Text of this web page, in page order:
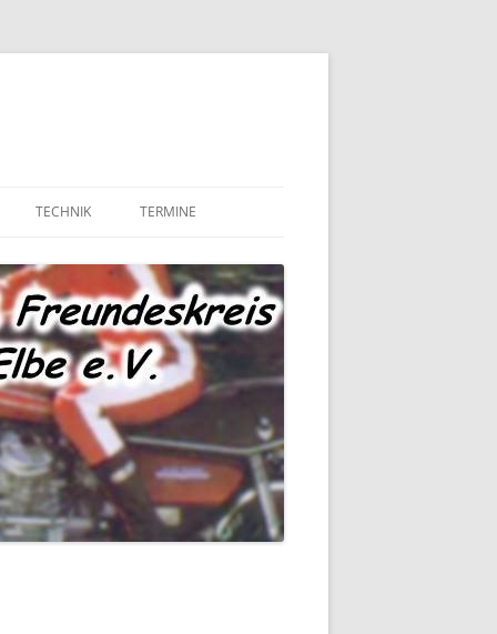
TECHNIK
TECHNIK – FAHRWERK
TECHNIK – SONSTIGES
TERMINE